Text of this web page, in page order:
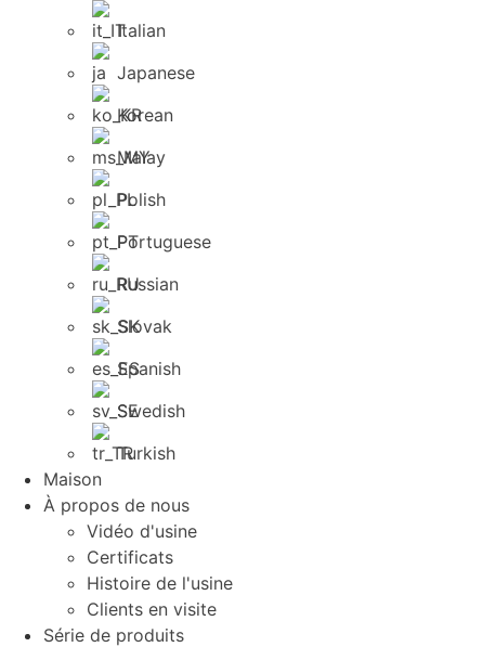
Italian
Japanese
Korean
Malay
Polish
Portuguese
Russian
Slovak
Spanish
Swedish
Turkish
Maison
À propos de nous
Vidéo d'usine
Certificats
Histoire de l'usine
Clients en visite
Série de produits